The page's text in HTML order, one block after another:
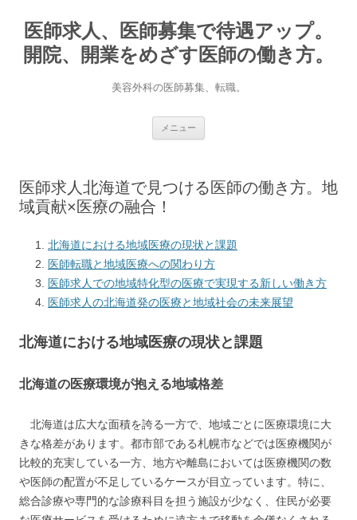
医師求人、医師募集で待遇アップ。
開院、開業をめざす医師の働き方。
美容外科の医師募集、転職。
メニュー
へ
ス
医師求人北海道で見つける医師の働き方。地
域貢献×医療の融合！
北海道における地域医療の現状と課題
医師転職と地域医療への関わり方
医師求人での地域特化型の医療で実現する新しい働き方
医師求人の北海道発の医療と地域社会の未来展望
北海道における地域医療の現状と課題
北海道の医療環境が抱える地域格差
北海道は広大な面積を誇る一方で、地域ごとに医療環境に大
きな格差があります。都市部である札幌市などでは医療機関が
比較的充実している一方、地方や離島においては医療機関の数
や医師の配置が不足しているケースが目立っています。特に、
総合診療や専門的な診療科目を担う施設が少なく、住民が必要